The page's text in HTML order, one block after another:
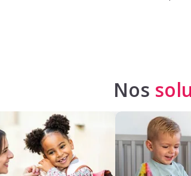
Nos